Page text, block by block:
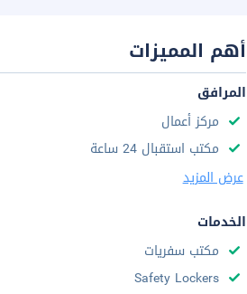
أهم المميزات
المرافق
مركز أعمال
مكتب استقبال 24 ساعة
عرض المزيد
الخدمات
مكتب سفريات
Safety Lockers